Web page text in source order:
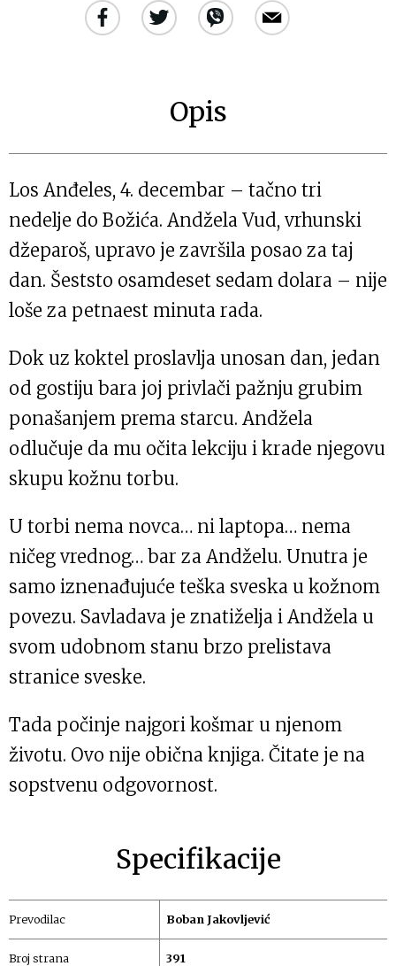
Opis
Los Anđ­eles, 4. decembar – tačno tri
nedelje do Božića. Andžela Vud, vrhunski
džeparoš, upravo je završila posao za taj
dan. Šeststo osamdeset sedam dolara – nije
loše za petnaest minuta rada.
Dok uz koktel proslavlja unosan dan, jedan
od gostiju bara joj privlači pažnju grubim
ponašanjem prema starcu. Andžela
odlučuje da mu očita lekciju i krade njegovu
skupu kožnu torbu.
U torbi nema novca… ni laptopa… nema
ničeg vrednog… bar za Andželu. Unutra je
samo iznenađ­ujuće teška sveska u kožnom
povezu. Savladava je znatiželja i Andžela u
svom udobnom stanu brzo prelistava
stranice sveske.
Tada počinje najgori košmar u njenom
životu. Ovo nije obična knjiga. Čitate je na
sopstvenu odgovornost.
Specifikacije
Prevodilac Boban Jakovljević
Broj strana 391